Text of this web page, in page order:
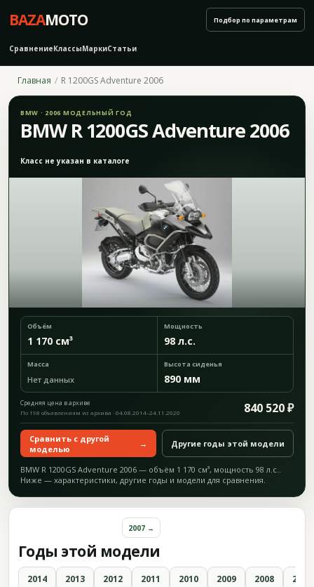
BAZAMOTO
СравнениеКлассыМаркиСтатьи
Подбор по параметрам
Главная R 1200GS Adventure 2006
BMW · 2006 МОДЕЛЬНЫЙ ГОД
BMW R 1200GS Adventure 2006
Класс не указан в каталоге
Объём
1 170 см³
Мощность
98 л.с.
Масса
Нет данных
Высота сиденья
890 мм
Средняя цена в архиве 840 520 ₽
По 198 объявлениям из архива · 04.08.2014–24.11.2020
Сравнить с другой
моделью
→ Другие годы этой модели
BMW R 1200GS Adventure 2006 — объём 1 170 см³, мощность 98 л.с..
Ниже — характеристики, другие годы и модели для сравнения.
Годы этой модели
2007 →
2014 2013 2012 2011 2010 2009 2008 2007